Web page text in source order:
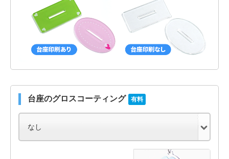
台座のグロスコーティング 有料